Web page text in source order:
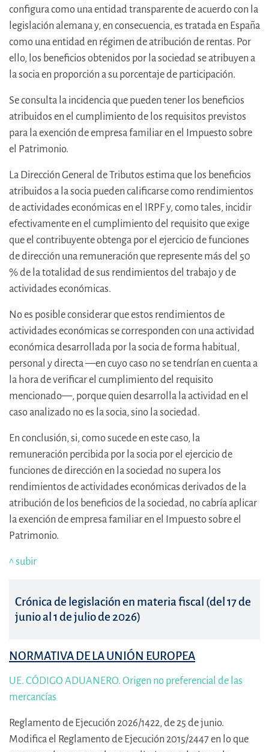
configura como una entidad transparente de acuerdo con la
legislación alemana y, en consecuencia, es tratada en España
como una entidad en régimen de atribución de rentas. Por
ello, los beneficios obtenidos por la sociedad se atribuyen a
la socia en proporción a su porcentaje de participación.
Se consulta la incidencia que pueden tener los beneficios
atribuidos en el cumplimiento de los requisitos previstos
para la exención de empresa familiar en el Impuesto sobre
el Patrimonio.
La Dirección General de Tributos estima que los beneficios
atribuidos a la socia pueden calificarse como rendimientos
de actividades económicas en el IRPF y, como tales, incidir
efectivamente en el cumplimiento del requisito que exige
que el contribuyente obtenga por el ejercicio de funciones
de dirección una remuneración que represente más del 50
% de la totalidad de sus rendimientos del trabajo y de
actividades económicas.
No es posible considerar que estos rendimientos de
actividades económicas se corresponden con una actividad
económica desarrollada por la socia de forma habitual,
personal y directa —en cuyo caso no se tendrían en cuenta a
la hora de verificar el cumplimiento del requisito
mencionado—, porque quien desarrolla la actividad en el
caso analizado no es la socia, sino la sociedad.
En conclusión, si, como sucede en este caso, la
remuneración percibida por la socia por el ejercicio de
funciones de dirección en la sociedad no supera los
rendimientos de actividades económicas derivados de la
atribución de los beneficios de la sociedad, no cabría aplicar
la exención de empresa familiar en el Impuesto sobre el
Patrimonio.
^ subir
Crónica de legislación en materia fiscal (del 17 de
junio al 1 de julio de 2026)
NORMATIVA DE LA UNIÓN EUROPEA
UE. CÓDIGO ADUANERO. Origen no preferencial de las
mercancías
Reglamento de Ejecución 2026/1422, de 25 de junio.
Modifica el Reglamento de Ejecución 2015/2447 en lo que